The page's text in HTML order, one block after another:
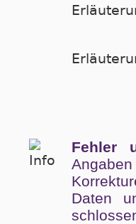
Fehler
Angaben
Da­ten